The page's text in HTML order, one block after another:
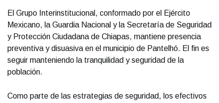
El Grupo Interinstitucional, conformado por el Ejército
Mexicano, la Guardia Nacional y la Secretaría de Seguridad
y Protección Ciudadana de Chiapas, mantiene presencia
preventiva y disuasiva en el municipio de Pantelhó. El fin es
seguir manteniendo la tranquilidad y seguridad de la
población.
Como parte de las estrategias de seguridad, los efectivos